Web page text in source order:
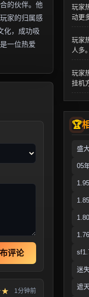
的伙伴。他
家的归属感
化，成功吸
一位热爱
评论
1分钟前
玩家
动更
玩家
人多。
玩家
挂机
盛
05
迷
遮